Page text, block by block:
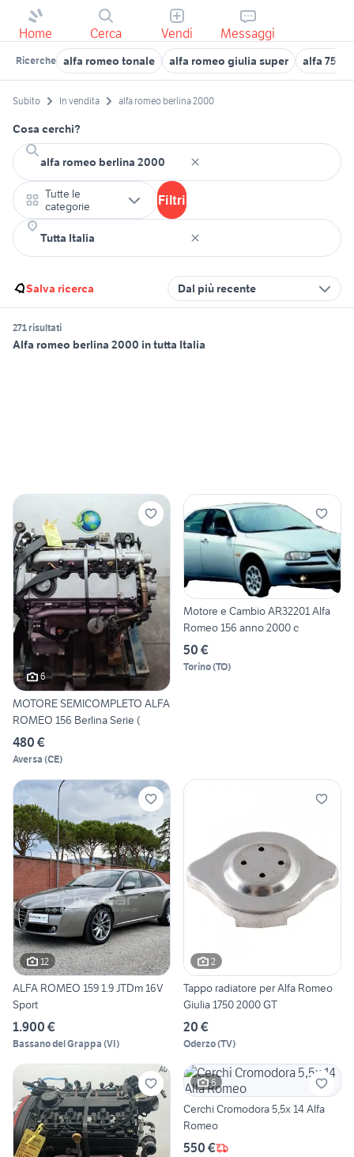
Home Cerca Vendi Messaggi
Ricerche alfa romeo tonale alfa romeo giulia super alfa 75
Subito In vendita alfa romeo berlina 2000
Cosa cerchi?
Tutte le
categorie
Filtri
Salva ricerca Dal più recente
271 risultati
Alfa romeo berlina 2000 in tutta Italia
6
MOTORE SEMICOMPLETO ALFA
ROMEO 156 Berlina Serie (
480 €
Aversa (CE)
Motore e Cambio AR32201 Alfa
Romeo 156 anno 2000 c
50 €
Torino(TO)
12
ALFA ROMEO 159 1.9 JTDm 16V
Sport
1.900 €
Bassano del Grappa (VI)
2
Tappo radiatore per Alfa Romeo
Giulia 1750 2000 GT
20 €
Oderzo(TV)
6
Cerchi Cromodora 5,5x 14 Alfa
Romeo
550 €